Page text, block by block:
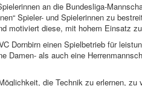
an die Bundesliga-
Spieler- und Spielerinnen zu
motiviert diese, mit hohem Einsatz
Dornbirn einen Spielbetrieb für
Damen- als auch eine
die Technik zu erlernen,